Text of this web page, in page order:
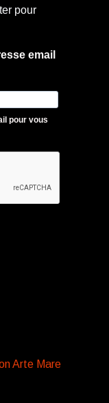
pour
email
pour vous
Arte Mare